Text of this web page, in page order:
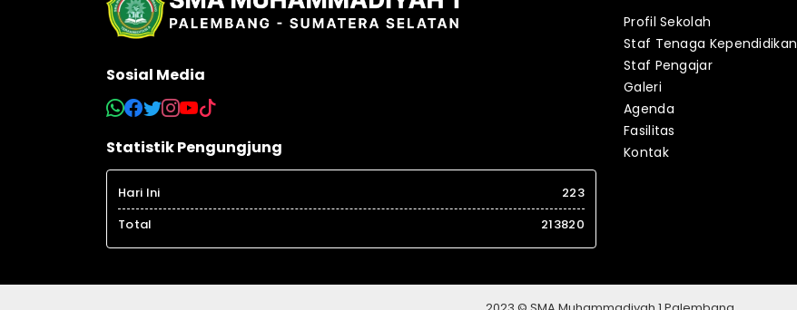
Sosial Media
Statistik Pengungjung
Hari Ini
223
Total
213820
Profil Sekolah
Staf Tenaga Kependidikan
Staf Pengajar
Galeri
Agenda
Fasilitas
Kontak